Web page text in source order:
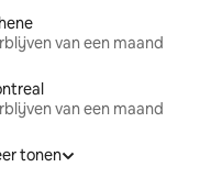
van een maand
van een maand
tonen